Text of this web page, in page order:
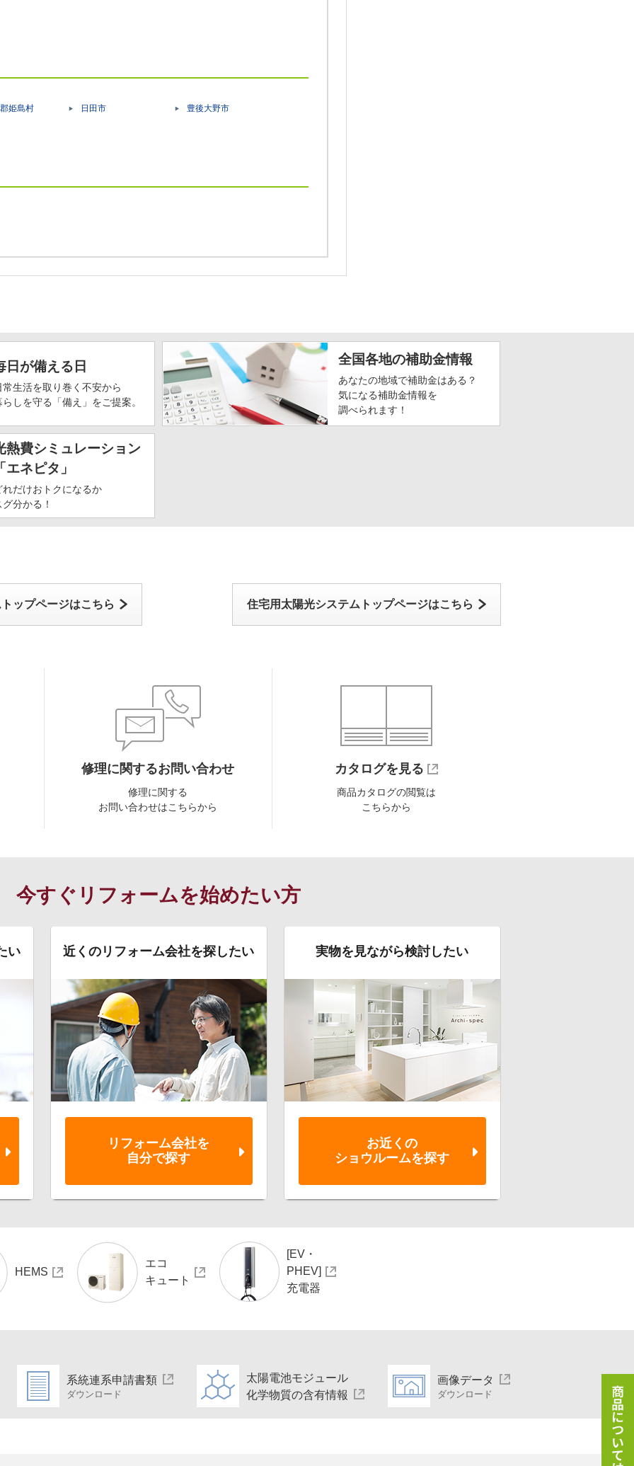
姫島村 日田市 豊後大野市
日が備える日
常生活を取り巻く不安から
らしを守る「備え」をご提案。
全国各地の補助金情報
あなたの地域で補助金はある？
気になる補助金情報を
調べられます！
熱費シミュレーション
エネピタ」
れだけおトクになるか
グ分かる！
ップページはこちら 住宅用太陽光システムトップページはこちら
修理に関するお問い合わせ
修理に関する
お問い合わせはこちらから
カタログを見る
商品カタログの閲覧は
こちらから
今すぐリフォームを始めたい方
い 近くのリフォーム会社を探したい
リフォーム会社を
自分で探す
実物を見ながら検討したい
お近くの
ショウルームを探す
HEMS
エコ
キュート
[EV・
PHEV]
充電器
系統連系申請書類
ダウンロード
太陽電池モジュール
化学物質の含有情報
画像データ
ダウンロード